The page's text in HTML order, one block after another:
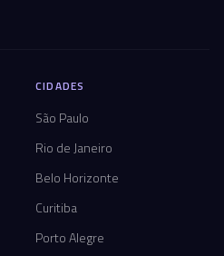
CIDADES
São Paulo
Rio de Janeiro
Belo Horizonte
Curitiba
Porto Alegre